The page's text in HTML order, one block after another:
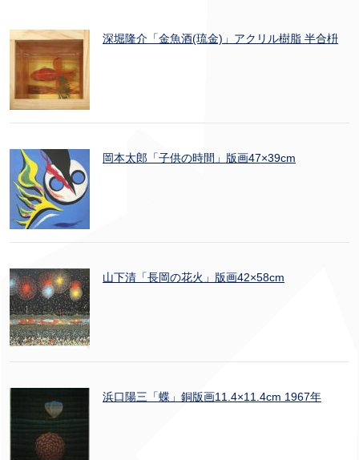
深堀隆介「金魚酒(琉金)」アクリル樹脂 半合枡
岡本太郎「子供の時間」版画47×39cm
山下清「長岡の花火」版画42×58cm
浜口陽三「蝶」銅版画11.4×11.4cm 1967年